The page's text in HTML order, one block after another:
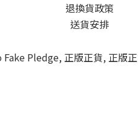
退換貨政策
送貨安排